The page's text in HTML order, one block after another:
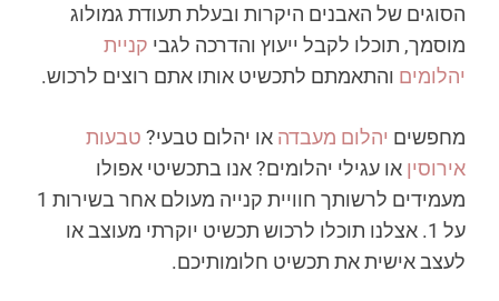
הסוגים של האבנים היקרות ובעלת תעודת גמולוג
מוסמך, תוכלו לקבל ייעוץ והדרכה לגבי קניית
יהלומים והתאמתם לתכשיט אותו אתם רוצים לרכוש.
מחפשים יהלום מעבדה או יהלום טבעי? טבעות
אירוסין או עגילי יהלומים? אנו בתכשיטי אפולו
מעמידים לרשותך חוויית קנייה מעולם אחר בשירות 1
על 1. אצלנו תוכלו לרכוש תכשיט יוקרתי מעוצב או
לעצב אישית את תכשיט חלומותיכם.